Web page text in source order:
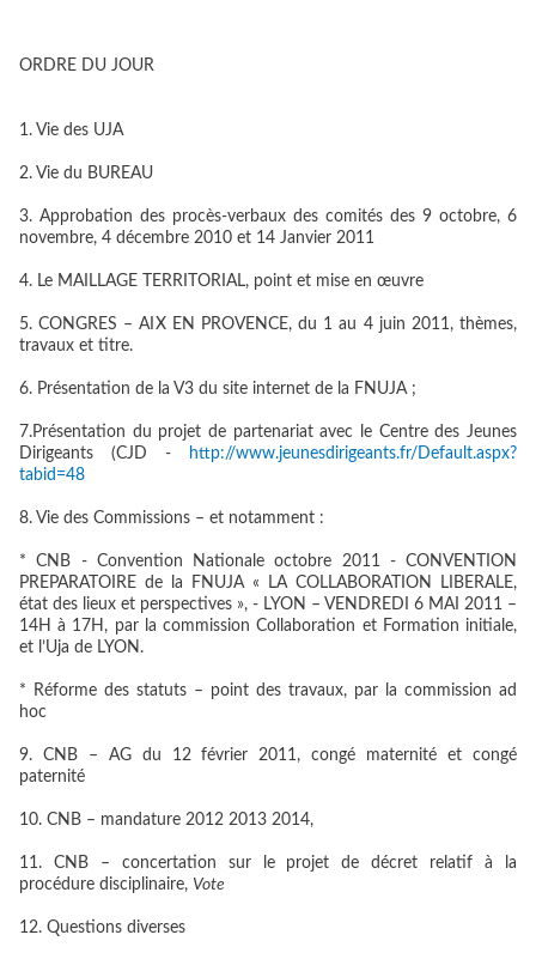
ORDRE DU JOUR
1. Vie des UJA
2. Vie du BUREAU
3. Approbation des procès-verbaux des comités des 9 octobre, 6
novembre, 4 décembre 2010 et 14 Janvier 2011
4. Le MAILLAGE TERRITORIAL, point et mise en œuvre
5. CONGRES – AIX EN PROVENCE, du 1 au 4 juin 2011, thèmes,
travaux et titre.
6. Présentation de la V3 du site internet de la FNUJA ;
7.Présentation du projet de partenariat avec le Centre des Jeunes
Dirigeants (CJD -
http://www.jeunesdirigeants.fr/Default.aspx?
tabid=48
8. Vie des Commissions – et notamment :
* CNB - Convention Nationale octobre 2011 - CONVENTION
PREPARATOIRE de la FNUJA « LA COLLABORATION LIBERALE,
état des lieux et perspectives », - LYON – VENDREDI 6 MAI 2011 –
14H à 17H, par la commission Collaboration et Formation initiale,
et l’Uja de LYON.
* Réforme des statuts – point des travaux, par la commission ad
hoc
9. CNB – AG du 12 février 2011, congé maternité et congé
paternité
10. CNB – mandature 2012 2013 2014,
11. CNB – concertation sur le projet de décret relatif à la
procédure disciplinaire, Vote
12. Questions diverses